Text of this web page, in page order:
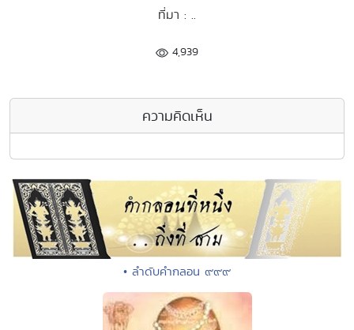
ที่มา : ..
4,939
ความคิดเห็น
• ลำดับคำกลอน ๙๙๙